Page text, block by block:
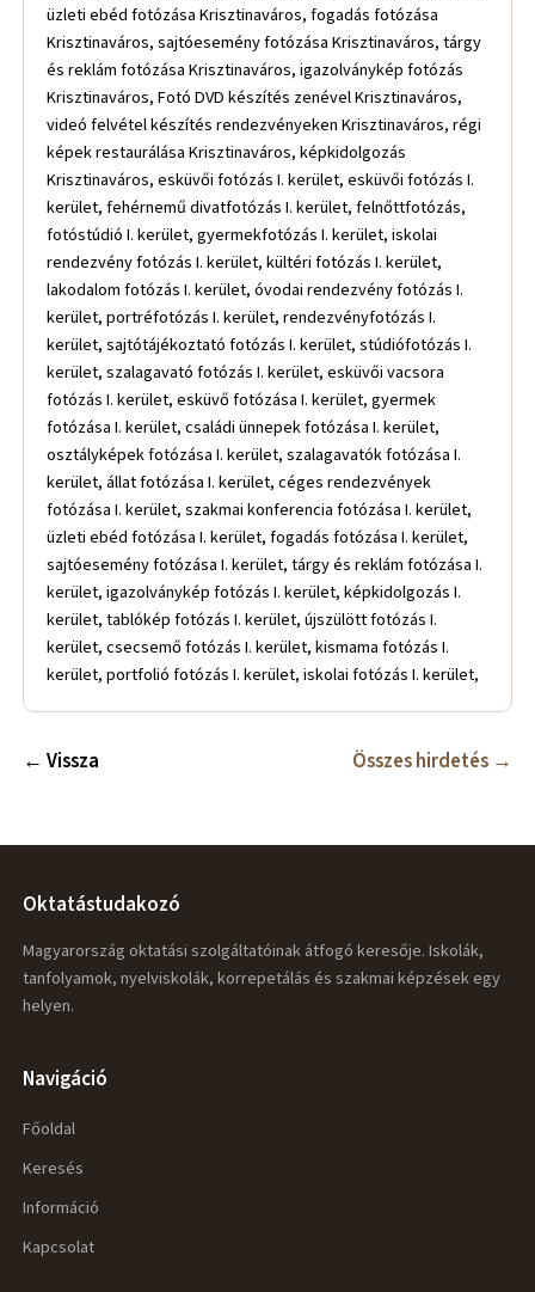
üzleti ebéd fotózása Krisztinaváros, fogadás fotózása
Krisztinaváros, sajtóesemény fotózása Krisztinaváros, tárgy
és reklám fotózása Krisztinaváros, igazolványkép fotózás
Krisztinaváros, Fotó DVD készítés zenével Krisztinaváros,
videó felvétel készítés rendezvényeken Krisztinaváros, régi
képek restaurálása Krisztinaváros, képkidolgozás
Krisztinaváros, esküvői fotózás I. kerület, esküvői fotózás I.
kerület, fehérnemű divatfotózás I. kerület, felnőttfotózás,
fotóstúdió I. kerület, gyermekfotózás I. kerület, iskolai
rendezvény fotózás I. kerület, kültéri fotózás I. kerület,
lakodalom fotózás I. kerület, óvodai rendezvény fotózás I.
kerület, portréfotózás I. kerület, rendezvényfotózás I.
kerület, sajtótájékoztató fotózás I. kerület, stúdiófotózás I.
kerület, szalagavató fotózás I. kerület, esküvői vacsora
fotózás I. kerület, esküvő fotózása I. kerület, gyermek
fotózása I. kerület, családi ünnepek fotózása I. kerület,
osztályképek fotózása I. kerület, szalagavatók fotózása I.
kerület, állat fotózása I. kerület, céges rendezvények
fotózása I. kerület, szakmai konferencia fotózása I. kerület,
üzleti ebéd fotózása I. kerület, fogadás fotózása I. kerület,
sajtóesemény fotózása I. kerület, tárgy és reklám fotózása I.
kerület, igazolványkép fotózás I. kerület, képkidolgozás I.
kerület, tablókép fotózás I. kerület, újszülött fotózás I.
kerület, csecsemő fotózás I. kerület, kismama fotózás I.
kerület, portfolió fotózás I. kerület, iskolai fotózás I. kerület,
← Vissza Összes hirdetés →
Oktatástudakozó
Magyarország oktatási szolgáltatóinak átfogó keresője. Iskolák,
tanfolyamok, nyelviskolák, korrepetálás és szakmai képzések egy
helyen.
Navigáció
Főoldal
Keresés
Információ
Kapcsolat